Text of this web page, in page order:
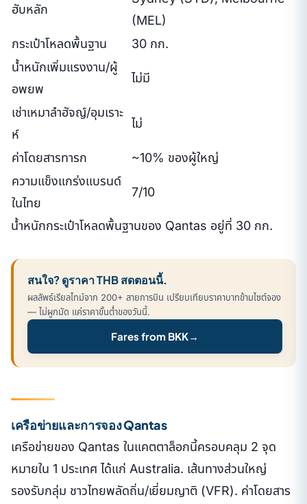
ฮับหลัก
(MEL)
กระเป๋าโหลดพื้นฐาน
30 กก.
น้ำหนักเพิ่มแรงงาน/ผู้
อพยพ
ไม่มี
เช่าเหมาลำฮัจญ์/อุมเราะ
ห์
ไม่
ค่าโดยสารทารก
~10% ของผู้ใหญ่
ความแข็งแกร่งแบรนด์
ในไทย
7/10
น้ำหนักกระเป๋าโหลดพื้นฐานของ Qantas อยู่ที่ 30 กก.
สนใจ? ดูราคา THB สดตอนนี้.
ผลลัพธ์เรียลไทม์จาก 200+ สายการบิน เปรียบเทียบราคาบาทข้ามไซต์จอง
— ไม่ผูกมัด แค่ราคาขั้นต่ำของวันนี้.
Fares from BKK→
เครือข่ายและการจอง Qantas
เครือข่ายของ Qantas ในแคตตาล็อกนี้ครอบคลุม 2 จุด
หมายใน 1 ประเทศ ได้แก่ Australia. เส้นทางส่วนใหญ่
รองรับกลุ่ม ชาวไทยพลัดถิ่น/เยี่ยมญาติ (VFR). ค่าโดยสาร